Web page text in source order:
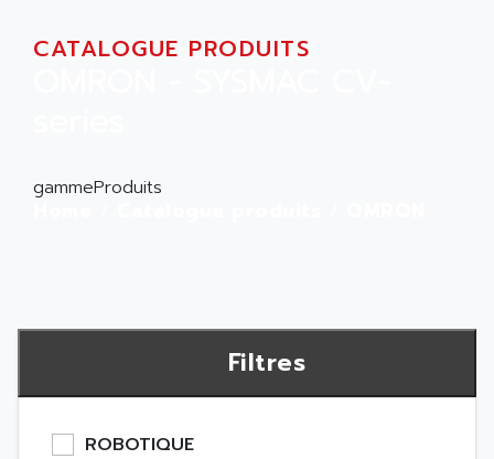
CATALOGUE PRODUITS
gammeProduits
Filtres
ROBOTIQUE